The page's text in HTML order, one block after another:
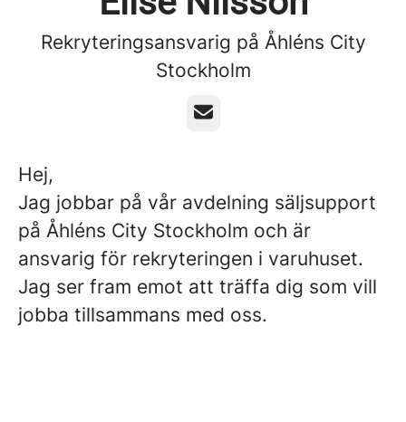
Rekryteringsansvarig på Åhléns City
Stockholm
E-post
Hej,
Jag jobbar på vår avdelning säljsupport
på Åhléns City Stockholm och är
ansvarig för rekryteringen i varuhuset.
Jag ser fram emot att träffa dig som vill
jobba tillsammans med oss.